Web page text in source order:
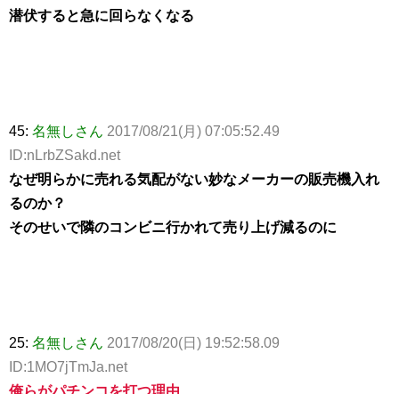
潜伏すると急に回らなくなる
45: 名無しさん 2017/08/21(月) 07:05:52.49
ID:nLrbZSakd.net
なぜ明らかに売れる気配がない妙なメーカーの販売機入れ
るのか？
そのせいで隣のコンビニ行かれて売り上げ減るのに
25: 名無しさん 2017/08/20(日) 19:52:58.09
ID:1MO7jTmJa.net